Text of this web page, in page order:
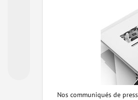
Nos communiqués de